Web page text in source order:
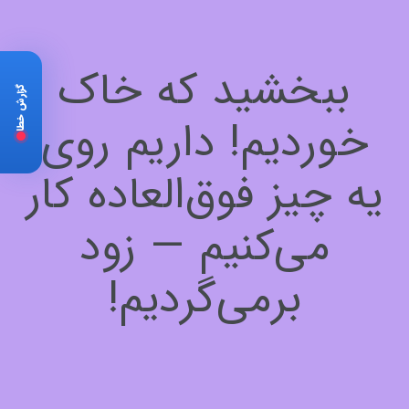
ببخشید که خاک
خوردیم! داریم روی
یه چیز فوق‌العاده کار
می‌کنیم — زود
برمی‌گردیم!
گزارش خطا